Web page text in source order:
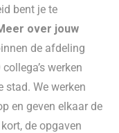
bent je te
over jouw
de afdeling
werken
stad. We werken
en geven elkaar de
de opgaven